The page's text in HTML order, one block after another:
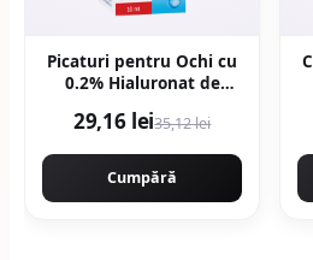
Picaturi pentru Ochi cu
0.2% Hialuronat de
29,16 lei35,12 lei
Cumpără